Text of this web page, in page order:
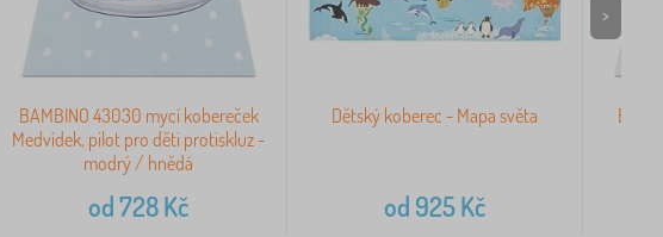
BAMBINO 43030 mycí kobereček
Medvídek, pilot pro děti protiskluz -
modrý / hnědá
od728Kč
Dětský koberec - Mapa světa
od 925Kč
>